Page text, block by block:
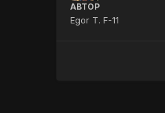
АВТОР
Egor T. F-11